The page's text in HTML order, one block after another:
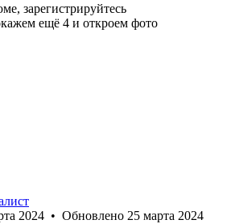
зарегистрируйтесь
ещё 4 и откроем фото
2024 • Обновлено 25 марта 2024